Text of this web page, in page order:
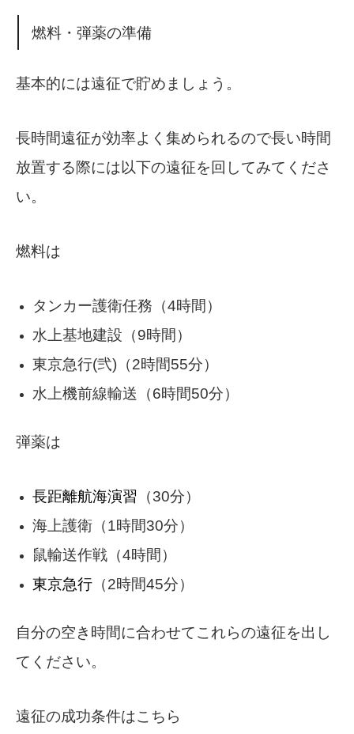
燃料・弾薬の準備
基本的には遠征で貯めましょう。
長時間遠征が効率よく集められるので長い時間
放置する際には以下の遠征を回してみてくださ
い。
燃料は
タンカー護衛任務（4時間）
水上基地建設（9時間）
東京急行(弐)（2時間55分）
水上機前線輸送（6時間50分）
弾薬は
長距離航海演習 （30分）
海上護衛（1時間30分）
鼠輸送作戦（4時間）
東京急行（2時間45分）
自分の空き時間に合わせてこれらの遠征を出し
てください。
遠征の成功条件はこちら